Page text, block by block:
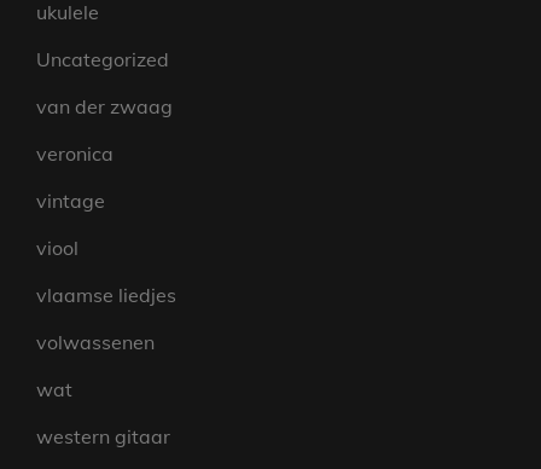
ukulele
Uncategorized
van der zwaag
veronica
vintage
viool
vlaamse liedjes
volwassenen
wat
western gitaar